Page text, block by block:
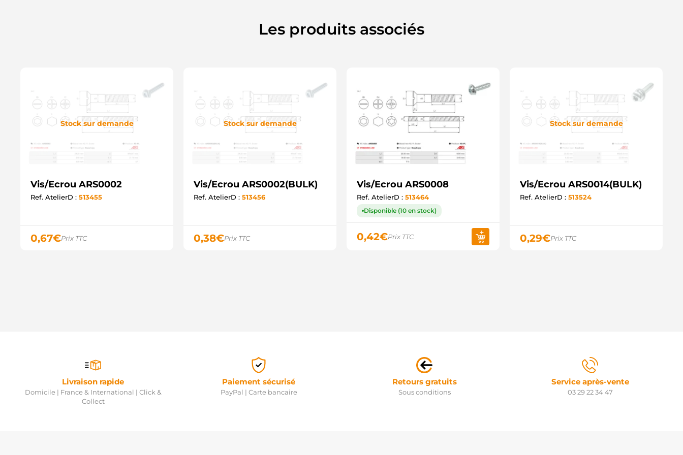
Les produits associés
Stock sur demande
Vis/Ecrou ARS0002
Ref. AtelierD : 513455
0,67€Prix TTC
Stock sur demande
Vis/Ecrou ARS0002(BULK)
Ref. AtelierD : 513456
0,38€Prix TTC
Vis/Ecrou ARS0008
Ref. AtelierD : 513464
Disponible (10 en stock)
0,42€Prix TTC
Stock sur demande
Vis/Ecrou ARS0014(BULK)
Ref. AtelierD : 513524
0,29€Prix TTC
Livraison rapide
Domicile | France & International | Click &
Collect
Paiement sécurisé
PayPal | Carte bancaire
Retours gratuits
Sous conditions
Service après-vente
03 29 22 34 47